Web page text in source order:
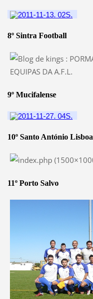
8º Sintra Football
9º Mucifalense
10º Santo António Lisboa
11º Porto Salvo